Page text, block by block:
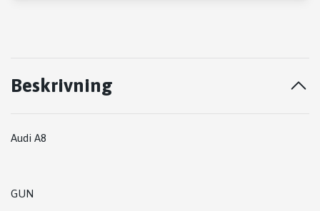
Beskrivning
Audi A8
GUN